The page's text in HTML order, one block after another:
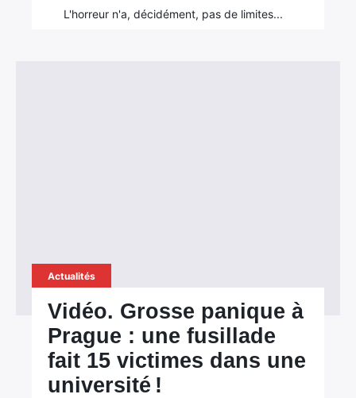
L'horreur n'a, décidément, pas de limites...
Actualités
Vidéo. Grosse panique à
Prague : une fusillade
fait 15 victimes dans une
université !